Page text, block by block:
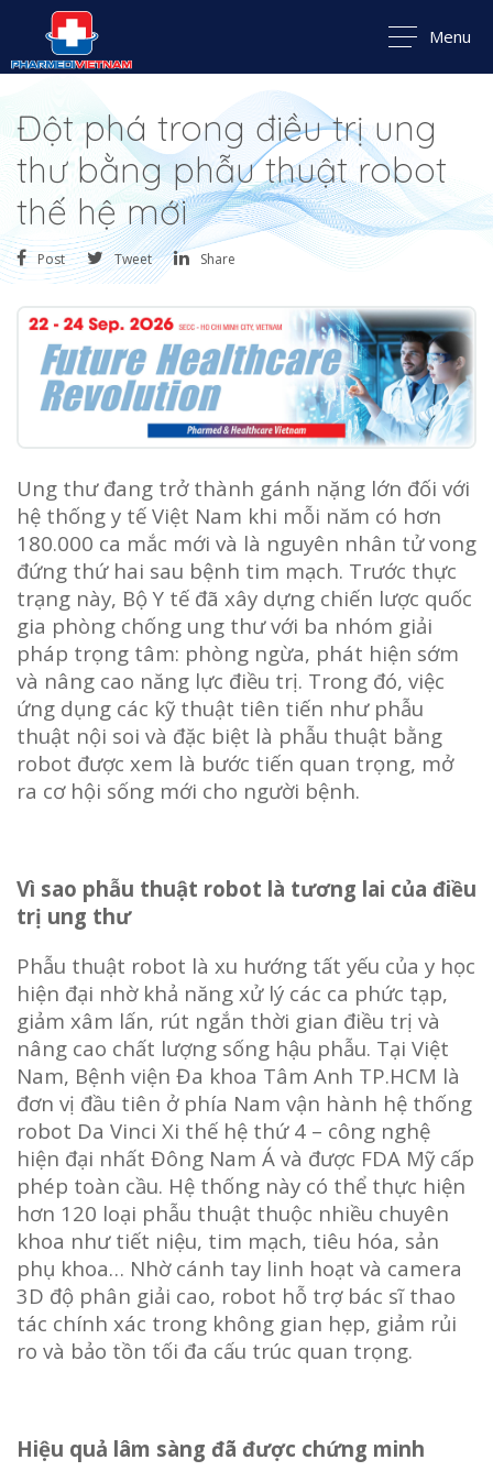
Menu
Đột phá trong điều trị ung
thư bằng phẫu thuật robot
thế hệ mới
Post Tweet Share
Ung thư đang trở thành gánh nặng lớn đối với
hệ thống y tế Việt Nam khi mỗi năm có hơn
180.000 ca mắc mới và là nguyên nhân tử vong
đứng thứ hai sau bệnh tim mạch. Trước thực
trạng này, Bộ Y tế đã xây dựng chiến lược quốc
gia phòng chống ung thư với ba nhóm giải
pháp trọng tâm: phòng ngừa, phát hiện sớm
và nâng cao năng lực điều trị. Trong đó, việc
ứng dụng các kỹ thuật tiên tiến như phẫu
thuật nội soi và đặc biệt là phẫu thuật bằng
robot được xem là bước tiến quan trọng, mở
ra cơ hội sống mới cho người bệnh.
Vì sao phẫu thuật robot là tương lai của điều
trị ung thư
Phẫu thuật robot là xu hướng tất yếu của y học
hiện đại nhờ khả năng xử lý các ca phức tạp,
giảm xâm lấn, rút ngắn thời gian điều trị và
nâng cao chất lượng sống hậu phẫu. Tại Việt
Nam, Bệnh viện Đa khoa Tâm Anh TP.HCM là
đơn vị đầu tiên ở phía Nam vận hành hệ thống
robot Da Vinci Xi thế hệ thứ 4 – công nghệ
hiện đại nhất Đông Nam Á và được FDA Mỹ cấp
phép toàn cầu. Hệ thống này có thể thực hiện
hơn 120 loại phẫu thuật thuộc nhiều chuyên
khoa như tiết niệu, tim mạch, tiêu hóa, sản
phụ khoa… Nhờ cánh tay linh hoạt và camera
3D độ phân giải cao, robot hỗ trợ bác sĩ thao
tác chính xác trong không gian hẹp, giảm rủi
ro và bảo tồn tối đa cấu trúc quan trọng.
Hiệu quả lâm sàng đã được chứng minh